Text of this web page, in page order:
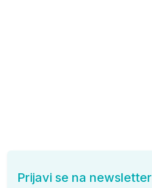
Prijavi se na newsletter